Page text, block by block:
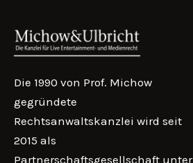
Die 1990 von Prof. Michow
gegründete
Rechtsanwaltskanzlei wird seit
2015 als
Partnerschaftsgesellschaft unter